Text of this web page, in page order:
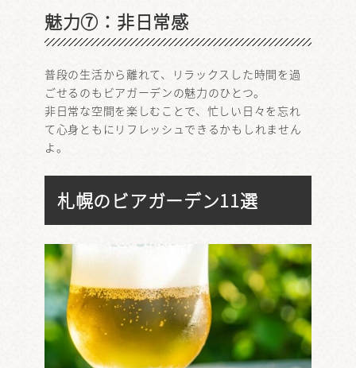
魅力⑦：非日常感
普段の生活から離れて、リラックスした時間を過
ごせるのもビアガーデンの魅力のひとつ。
非日常な空間を楽しむことで、忙しい日々を忘れ
て心身ともにリフレッシュできるかもしれません
よ。
札幌のビアガーデン11選